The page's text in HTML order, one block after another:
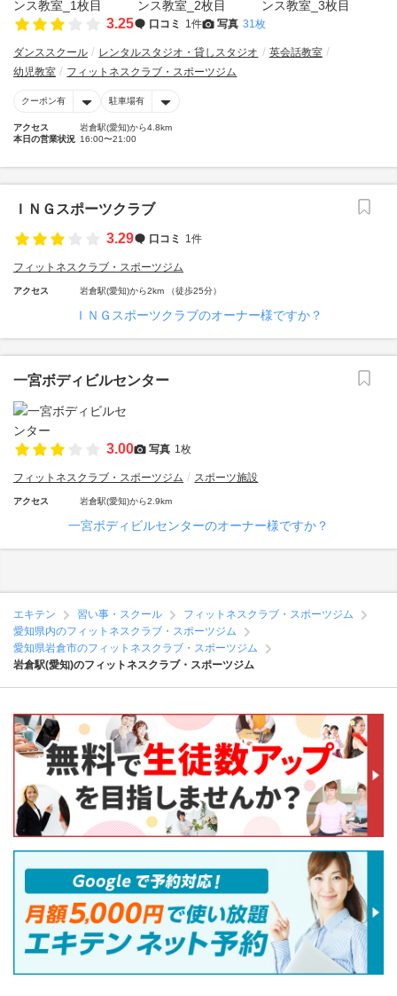
3.25 口コミ 1件 写真 31枚
ダンススクール レンタルスタジオ・貸しスタジオ
英会話教室
幼児教室
フィットネスクラブ・スポーツジム
クーポン有 駐車場有
アクセス
岩倉駅(愛知)から4.8km
本日の営業状況 16:00〜21:00
ＩＮＧスポーツクラブ
3.29
口コミ 1件
フィットネスクラブ・スポーツジム
アクセス 岩倉駅(愛知)から2km （徒歩25分）
ＩＮＧスポーツクラブのオーナー様ですか？
一宮ボディビルセンター
3.00 写真 1枚
フィットネスクラブ・スポーツジム スポーツ施設
アクセス 岩倉駅(愛知)から2.9km
一宮ボディビルセンターのオーナー様ですか？
エキテン 習い事・スクール
フィットネスクラブ・スポーツジム
愛知県内のフィットネスクラブ・スポーツジム
愛知県岩倉市のフィットネスクラブ・スポーツジム
岩倉駅(愛知)のフィットネスクラブ・スポーツジム